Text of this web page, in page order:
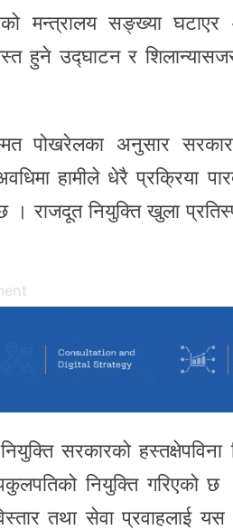
मन्त्रालय सङ्ख्या घटाएर
हुने उद्घाटन र
पोखरेलका अनुसार
हामीले धेरै प्रक्रिया
। राजदूत नियुक्ति खुला
सरकारको हस्तक्षेपविना
नियुक्ति गरिएको छ ।
तथा सेवा प्रवाहलाई